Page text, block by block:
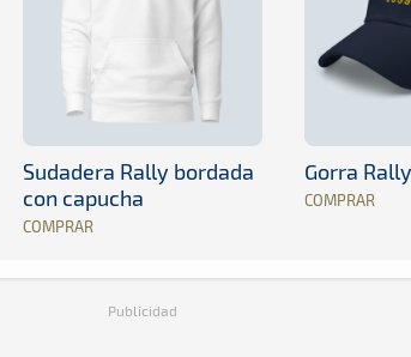
Sudadera Rally bordada
con capucha
COMPRAR
Gorra
COMPRAR
Publicidad